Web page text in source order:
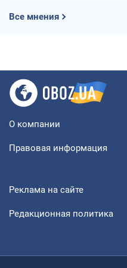
Все мнения
О компании
Правовая информация
Реклама на сайте
Редакционная политика